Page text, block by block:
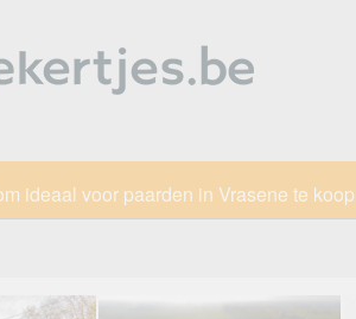
ideaal voor paarden in Vrasene te koop